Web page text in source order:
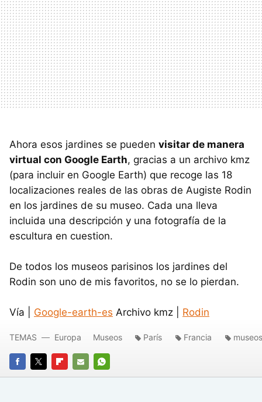
Ahora esos jardines se pueden visitar de manera
virtual con Google Earth, gracias a un archivo kmz
(para incluir en Google Earth) que recoge las 18
localizaciones reales de las obras de Augiste Rodin
en los jardines de su museo. Cada una lleva
incluida una descripción y una fotografía de la
escultura en cuestion.
De todos los museos parisinos los jardines del
Rodin son uno de mis favoritos, no se lo pierdan.
Vía | Google-earth-es Archivo kmz | Rodin
FACEBOOK
TWITTERFLIPBOARD
E-
WHATSAPP
TEMAS Europa Museos París Francia museos